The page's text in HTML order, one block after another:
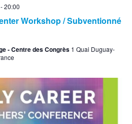
Workshop / Subventionné
-20:00
- Centre des Congrès 1 Quai Duguay-